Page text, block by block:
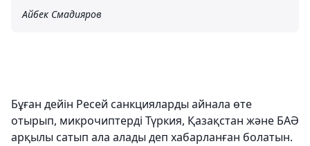
Айбек Смадияров
Бұған дейін Ресей санкцияларды айнала өте
отырып, микрочиптерді Түркия, Қазақстан және БАӘ
арқылы сатып ала алады деп хабарланған болатын.